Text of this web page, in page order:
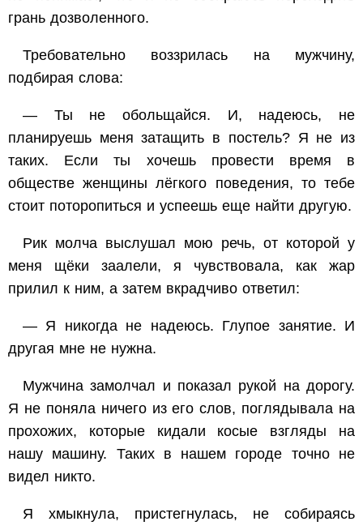
грань дозволенного.
Требовательно воззрилась на мужчину,
подбирая слова:
— Ты не обольщайся. И, надеюсь, не
планируешь меня затащить в постель? Я не из
таких. Если ты хочешь провести время в
обществе женщины лёгкого поведения, то тебе
стоит поторопиться и успеешь еще найти другую.
Рик молча выслушал мою речь, от которой у
меня щёки заалели, я чувствовала, как жар
прилил к ним, а затем вкрадчиво ответил:
— Я никогда не надеюсь. Глупое занятие. И
другая мне не нужна.
Мужчина замолчал и показал рукой на дорогу.
Я не поняла ничего из его слов, поглядывала на
прохожих, которые кидали косые взгляды на
нашу машину. Таких в нашем городе точно не
видел никто.
Я хмыкнула, пристегнулась, не собираясь